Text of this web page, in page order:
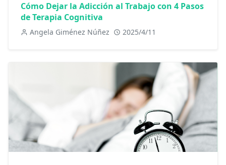
Cómo Dejar la Adicción al Trabajo con 4 Pasos
de Terapia Cognitiva
Angela Giménez Núñez 2025/4/11